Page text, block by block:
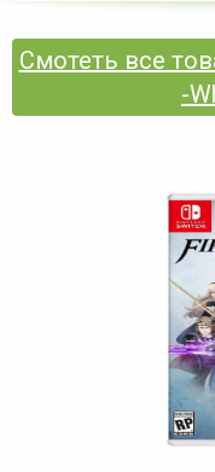
Смотеть все
-